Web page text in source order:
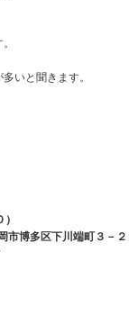
いと聞きます。
市博多区下川端町３－